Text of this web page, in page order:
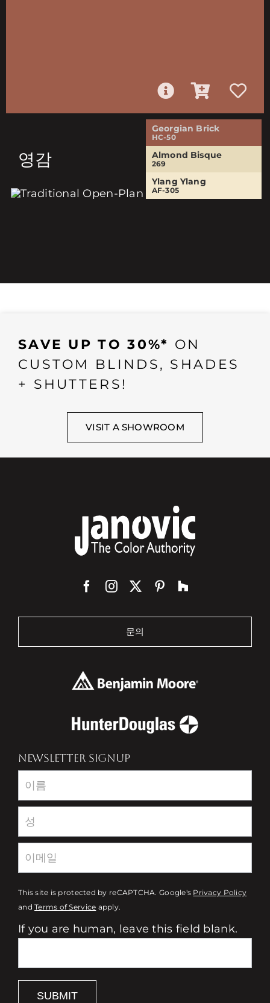
영감
Georgian Brick
HC-50
Almond Bisque
269
Ylang Ylang
AF-305
SAVE UP TO 30%* ON
CUSTOM BLINDS, SHADES
+ SHUTTERS!
VISIT A SHOWROOM
문의
NEWSLETTER SIGNUP
Newsletter
This site is protected by reCAPTCHA. Google's Privacy Policy
andTerms of Service apply.
If you are human, leave this field blank.
SUBMIT